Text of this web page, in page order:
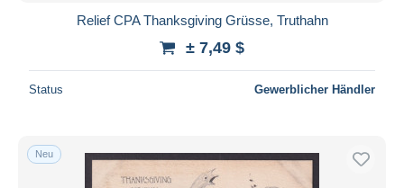
Relief CPA Thanksgiving Grüsse, Truthahn
± 7,49 $
Status Gewerblicher Händler
Neu